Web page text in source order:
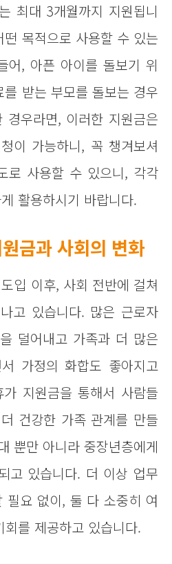
최대 3개월까지 지원됩니
목적으로 사용할 수 있는
어, 아픈 아이를 돌보기 위
받는 부모를 돌보는 경우
경우라면, 이러한 지원금은
이 가능하니, 꼭 챙겨보셔
로 사용할 수 있으니, 각각
활용하시기 바랍니다.
금과 사회의 변화
입 이후, 사회 전반에 걸쳐
고 있습니다. 많은 근로자
덜어내고 가족과 더 많은
가정의 화합도 좋아지고
지원금을 통해서 사람들
건강한 가족 관계를 만들
뿐만 아니라 중장년층에게
고 있습니다. 더 이상 업무
필요 없이, 둘 다 소중히 여
를 제공하고 있습니다.